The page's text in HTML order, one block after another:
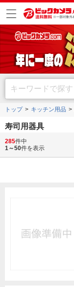
トップ キッチン用品
寿司用器具
調理 寿司用器具
285件中
1～50件を表示